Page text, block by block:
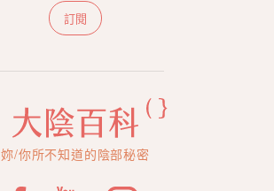
訂閱
妳/你所不知道的陰部秘密